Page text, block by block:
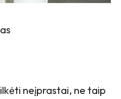
neįprastai, ne taip